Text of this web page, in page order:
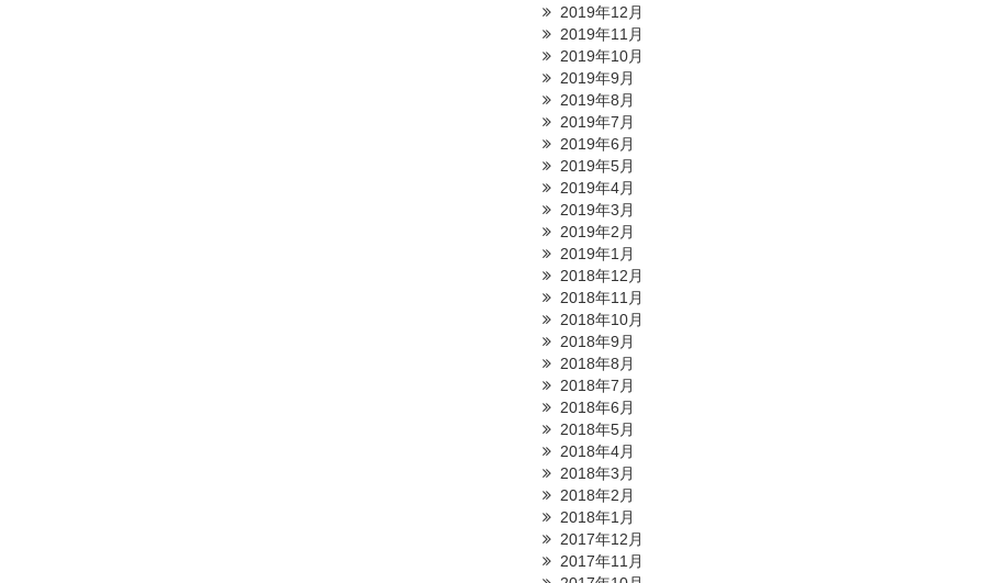
2019年12月
2019年11月
2019年10月
2019年9月
2019年8月
2019年7月
2019年6月
2019年5月
2019年4月
2019年3月
2019年2月
2019年1月
2018年12月
2018年11月
2018年10月
2018年9月
2018年8月
2018年7月
2018年6月
2018年5月
2018年4月
2018年3月
2018年2月
2018年1月
2017年12月
2017年11月